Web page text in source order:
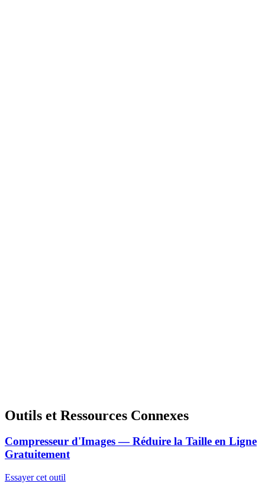
Outils et Ressources Connexes
Compresseur d'Images — Réduire la Taille en Ligne
Gratuitement
Essayer cet outil